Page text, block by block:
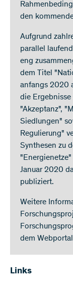
den
Aufgrund
parallel
eng
dem Titel
anfangs 2020
die
"Akzeptanz",
Siedlungen"
Regulierung"
Synthesen zu
Januar 2020
publiziert.
Weitere
dem
Links